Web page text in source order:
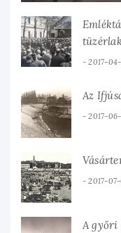
2017-
Az
2017-
2017-
A